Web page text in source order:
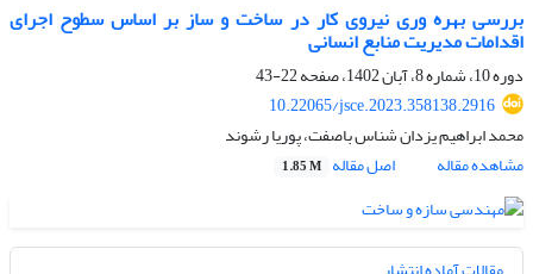
بررسی بهره وری نیروی کار در ساخت و ساز بر اساس سطوح اجرای
اقدامات مدیریت منابع انسانی
دوره 10، شماره 8، آبان 1402، صفحه
22-43
10.22065/jsce.2023.358138.2916
محمد ابراهیم یزدان شناس باصفت، پوریا رشوند
مشاهده مقاله
اصل مقاله 1.85 M